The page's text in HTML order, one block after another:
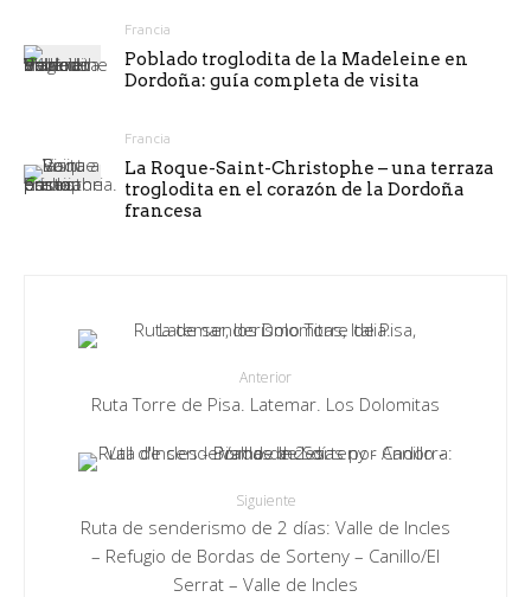
Francia
Poblado troglodita de la Madeleine en
Dordoña: guía completa de visita
Francia
La Roque-Saint-Christophe – una terraza
troglodita en el corazón de la Dordoña
francesa
Anterior
Ruta Torre de Pisa. Latemar. Los Dolomitas
Siguiente
Ruta de senderismo de 2 días: Valle de Incles
– Refugio de Bordas de Sorteny – Canillo/El
Serrat – Valle de Incles